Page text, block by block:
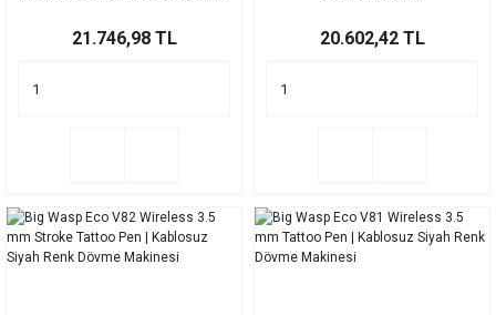
21.746,98 TL 20.602,42 TL